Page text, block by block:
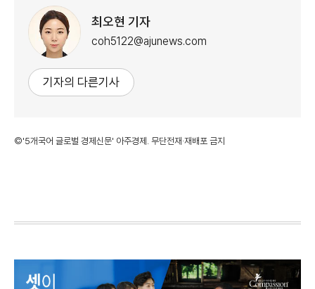
최오현 기자
coh5122@ajunews.com
기자의 다른기사
©'5개국어 글로벌 경제신문' 아주경제. 무단전재·재배포 금지